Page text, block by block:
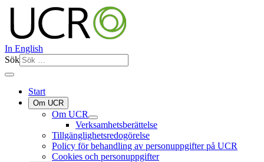
In English
Sök
Start
Om UCR
Om UCR
Verksamhetsberättelse
Tillgänglighetsredogörelse
Policy för behandling av personuppgifter på UCR
Cookies och personuppgifter